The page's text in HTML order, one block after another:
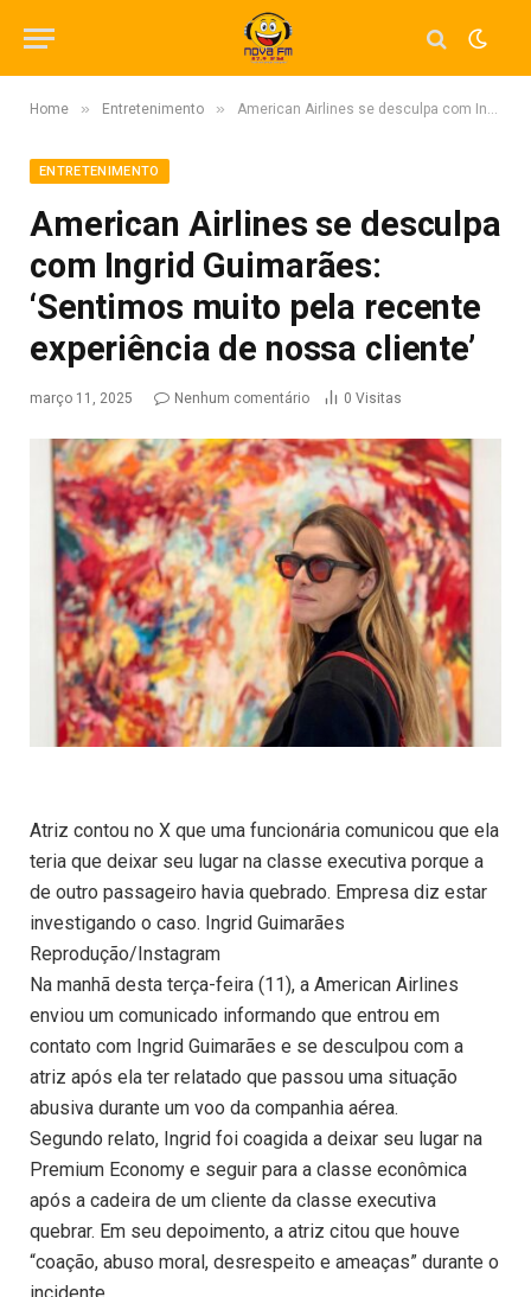
Home » Entretenimento » American Airlines se desculpa com Ingrid Guimarães: ‘Sentimos muito pela recente experiência de nossa cliente’
ENTRETENIMENTO
American Airlines se desculpa
com Ingrid Guimarães:
‘Sentimos muito pela recente
experiência de nossa cliente’
março 11, 2025 Nenhum comentário 0 Visitas
Atriz contou no X que uma funcionária comunicou que ela
teria que deixar seu lugar na classe executiva porque a
de outro passageiro havia quebrado. Empresa diz estar
investigando o caso. Ingrid Guimarães
Reprodução/Instagram
Na manhã desta terça-feira (11), a American Airlines
enviou um comunicado informando que entrou em
contato com Ingrid Guimarães e se desculpou com a
atriz após ela ter relatado que passou uma situação
abusiva durante um voo da companhia aérea.
Segundo relato, Ingrid foi coagida a deixar seu lugar na
Premium Economy e seguir para a classe econômica
após a cadeira de um cliente da classe executiva
quebrar. Em seu depoimento, a atriz citou que houve
“coação, abuso moral, desrespeito e ameaças” durante o